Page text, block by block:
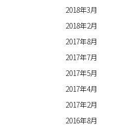
2018年3月
2018年2月
2017年8月
2017年7月
2017年5月
2017年4月
2017年2月
2016年8月